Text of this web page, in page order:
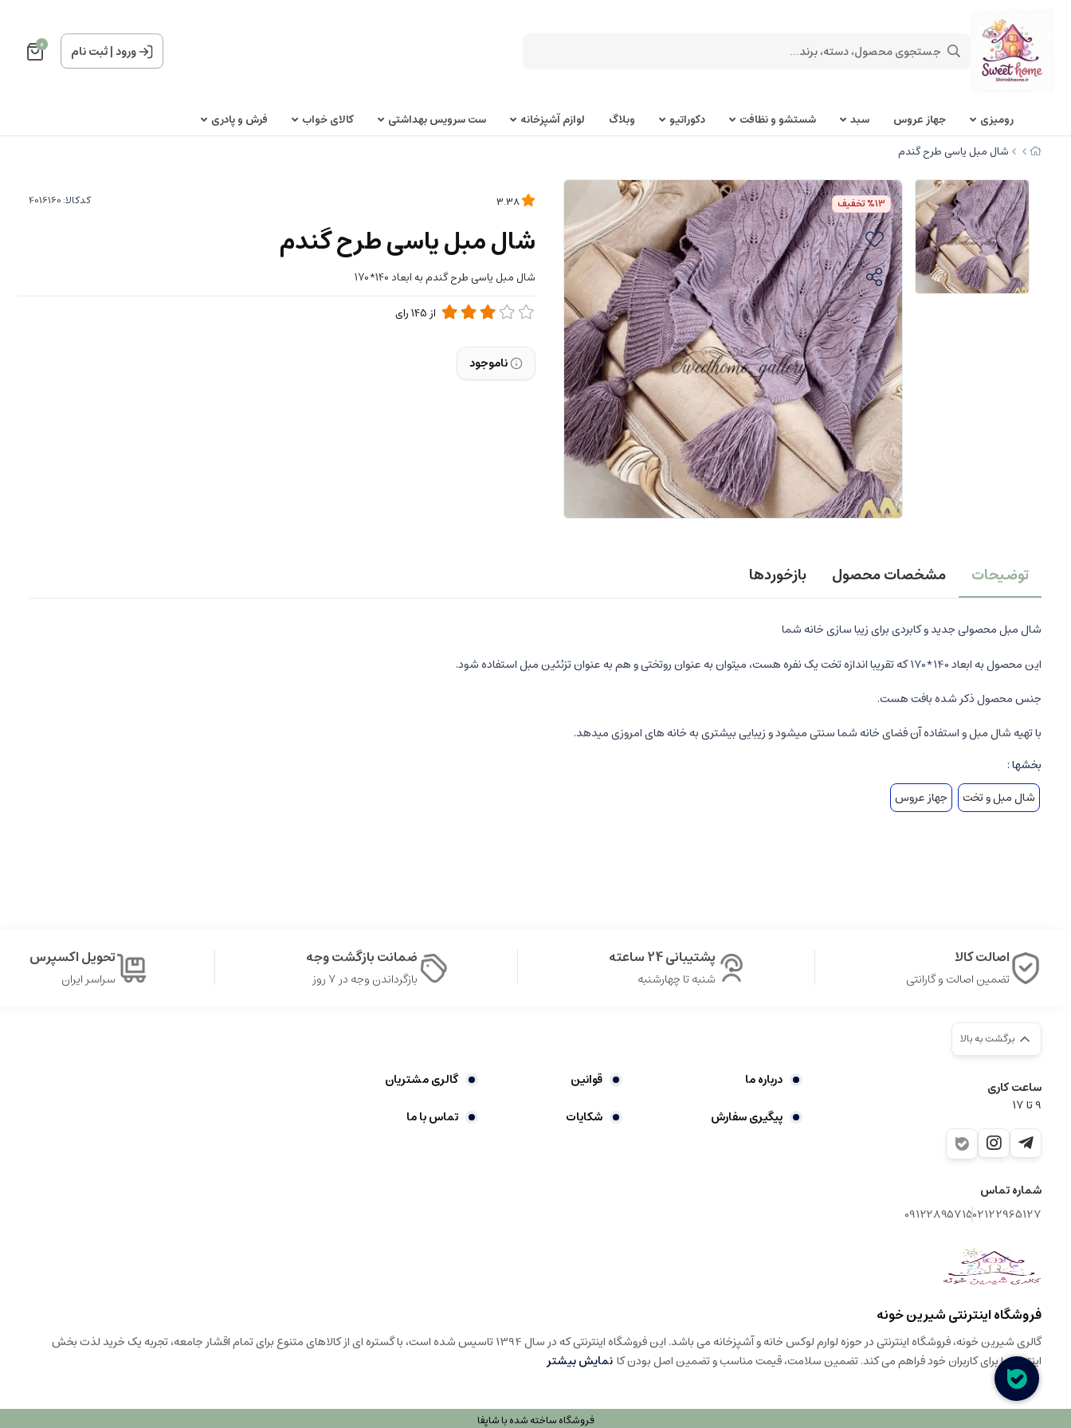
ورود|ثبت نام 0
روميزی جهاز عروس سبد شستشو و نظافت دکوراتیو وبلاگ لوازم آشپزخانه ست سرویس بهداشتی کالای خواب
فرش و پادری
شال مبل یاسی طرح گندم
%13تخفیف کدکالا:
شال مبل یاسی طرح گندم
شال مبل یاسی طرح گندم به ابعاد 140*170
از145رای
ناموجود
توضیحات مشخصات محصول بازخوردها
شال مبل محصولی جدید و کابردی برای زیبا سازی خانه شما
این محصول به ابعاد 140*170 که تقریبا اندازه تخت یک نفره هست، میتوان به عنوان روتختی و هم به عنوان تزئئین مبل استفاده شود.
جنس محصول ذکر شده بافت هست.
با تهیه شال مبل و استفاده آن فضای خانه شما سنتی میشود و زیبایی بیشتری به خانه های امروزی میدهد.
بخشها :
شال مبل و تخت
جهاز عروس
اصالت کالا
تضمین اصالت و گارانتی
پشتیبانی 24 ساعته
شنبه تا چهارشنبه
ضمانت بازگشت وجه
بازگرداندن وجه در ۷ روز
تحویل اکسپرس
سراسر ایران
برگشت به بالا
ساعت کاری
9‌ تا ۱۷
شماره تماس
02122965127
09122895715
درباره ما قوانین
گالری مشتریان
پیگیری سفارش
شکایات تماس با ما
فروشگاه اینترنتی شیرین خونه
گالری شیرین خونه، فروشگاه اینترنتی در حوزه لوارم لوکس خانه و آشپزخانه می باشد. این فروشگاه اینترنتی که در سال 1394 تاسیس شده است، با گستره ای از کالاهای متنوع برای تمام اقشار جامعه، تجربه یک خرید لذت بخش
اینترنتی را برای کاربران خود فراهم می کند. تضمین سلامت، قیمت مناسب و تضمین اصل بودن کا نمایش بیشتر
فروشگاه ساخته شده با شاپفا